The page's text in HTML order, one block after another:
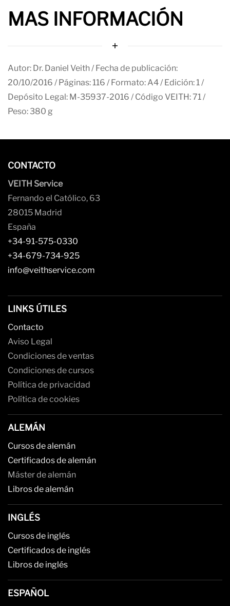
MAS INFORMACIÓN
Autor: Dr. Daniel Veith / Fecha de publicación:
20/10/2016 / Páginas: 116 / Formato: A4 / Edición: 1 /
Depósito Legal: M-35937-2016 / Código VEITH: 71 /
Peso: 380 g
CONTACTO
VEITH Service
Fernando el Católico, 63
28015 Madrid
España
+34-91-575-0330
+34-679-734-925
info@veithservice.com
LINKS ÚTILES
Contacto
Aviso Legal
Condiciones de ventas
Condiciones de cursos
Política de privacidad
Política de cookies
ALEMÁN
Cursos de alemán
Certificados de alemán
Máster de alemán
Libros de alemán
INGLÉS
Cursos de inglés
Certificados de inglés
Libros de inglés
ESPAÑOL